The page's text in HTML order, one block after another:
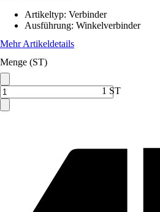
Artikeltyp: Verbinder
Ausführung: Winkelverbinder
Mehr Artikeldetails
Menge (ST)
1 ST